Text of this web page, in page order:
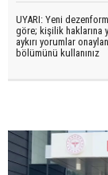
UYARI: Yeni
göre; kişilik haklarına
aykırı yorumlar
bölümünü kullanınız